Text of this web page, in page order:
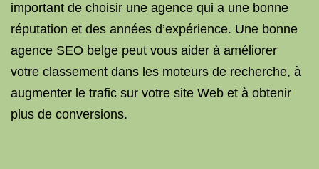
important de choisir une agence qui a une bonne
réputation et des années d’expérience. Une bonne
agence SEO belge peut vous aider à améliorer
votre classement dans les moteurs de recherche, à
augmenter le trafic sur votre site Web et à obtenir
plus de conversions.